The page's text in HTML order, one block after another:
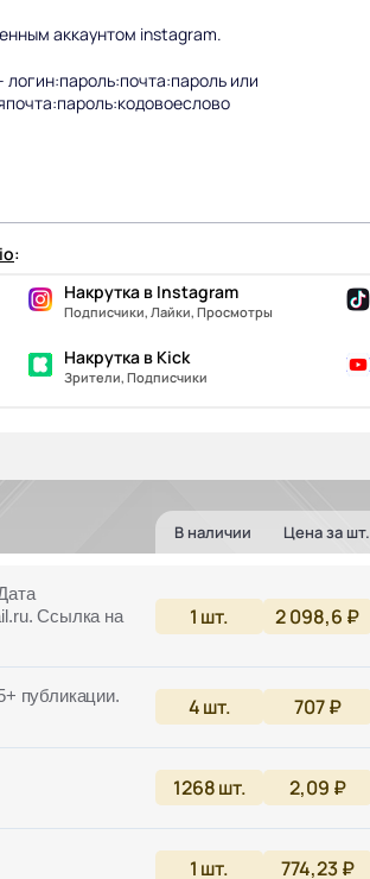
аккаунтом instagram.
или
:
Накрутка в Instagram
Подписчики, Лайки, Просмотры
Накрутка в Kick
Зрители, Подписчики
В наличии Цена за шт.
Ссылка на
1 шт. 2 098,6 ₽
публикации.
4шт. 707 ₽
1268шт. 2,09 ₽
1 шт. 774,23 ₽